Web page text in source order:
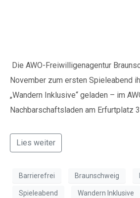
Die AWO-Freiwilligenagentur
November zum ersten Spieleabend
„Wandern Inklusive“ geladen – im
Nachbarschaftsladen am Erfurtplatz
Lies weiter
Barrierefrei Braunschweig
Spieleabend Wandern Inklusive